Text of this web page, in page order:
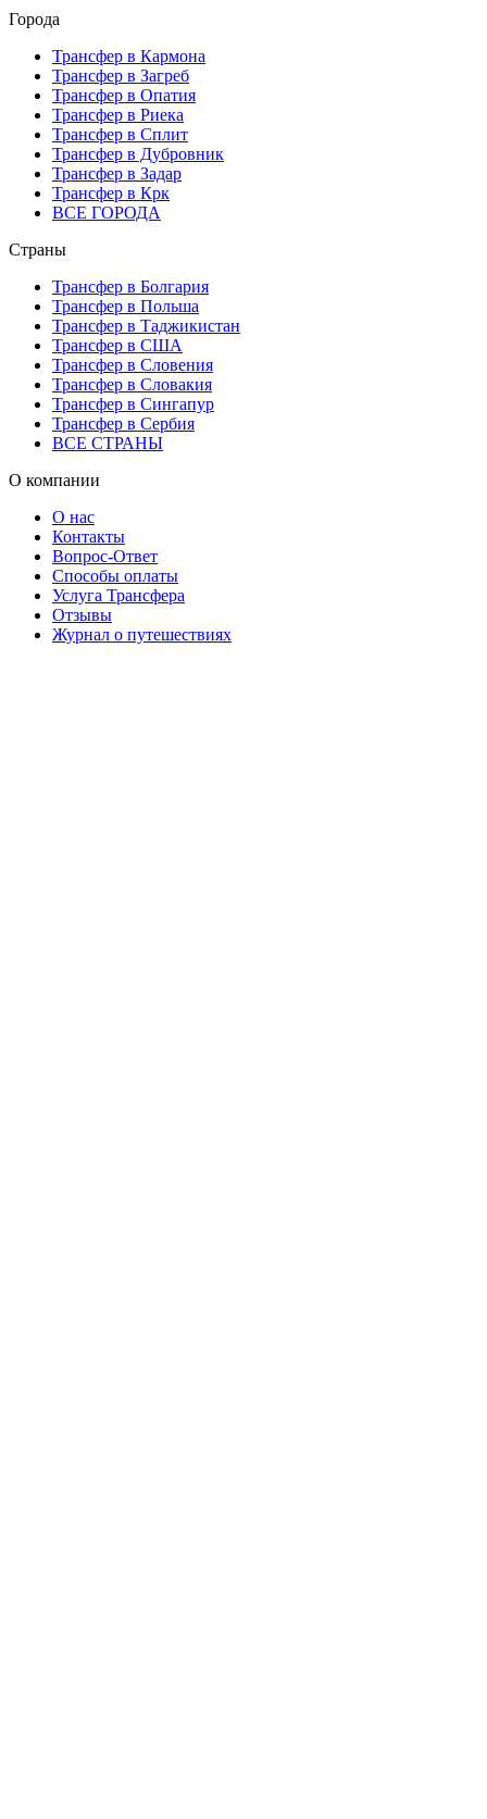
Города
Трансфер в Кармона
Трансфер в Загреб
Трансфер в Опатия
Трансфер в Риека
Трансфер в Сплит
Трансфер в Дубровник
Трансфер в Задар
Трансфер в Крк
ВСЕ ГОРОДА
Страны
Трансфер в Болгария
Трансфер в Польша
Трансфер в Таджикистан
Трансфер в США
Трансфер в Словения
Трансфер в Словакия
Трансфер в Сингапур
Трансфер в Сербия
ВСЕ СТРАНЫ
О компании
О нас
Контакты
Вопрос-Ответ
Способы оплаты
Услуга Трансфера
Отзывы
Журнал о путешествиях